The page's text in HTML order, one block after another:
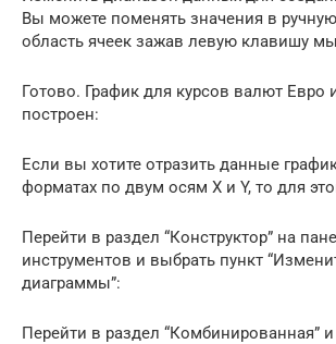
Вы можете поменять значения в
область ячеек зажав левую клавишу
Готово. График для курсов валют Евро
построен:
Если вы хотите отразить данные
форматах по двум осям X и Y, то для
Перейти в раздел “Конструктор” на
инструментов и выбрать пункт
диаграммы”:
Перейти в раздел “Комбинированная”